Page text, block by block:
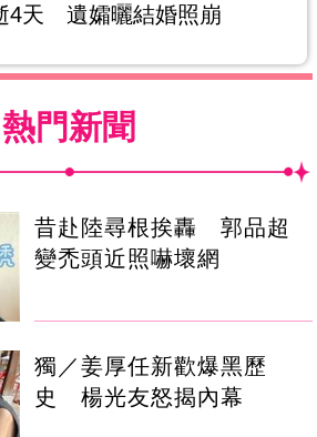
4天 遺孀曬結婚照崩
熱門新聞
昔赴陸尋根挨轟 郭品超
變禿頭近照嚇壞網
獨／姜厚任新歡爆黑歷
史 楊光友怒揭內幕